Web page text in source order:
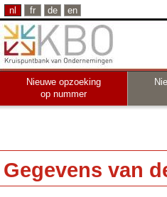
nl fr de en
Nieuwe opzoeking
op nummer
Gegevens van